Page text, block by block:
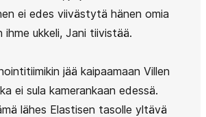
ei edes viivästytä hänen omia
ihme ukkeli, Jani tiivistää.
jää kaipaamaan Villen
ei sula kamerankaan edessä.
lähes Elastisen tasolle yltävä